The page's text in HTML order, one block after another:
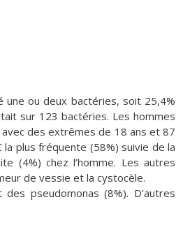
une ou deux bactéries, soit 25,4%
sur 123 bactéries. Les hommes
des extrêmes de 18 ans et 87
plus fréquente (58%) suivie de la
(4%) chez l’homme. Les autres
de vessie et la cystocèle.
pseudomonas (8%). D’autres